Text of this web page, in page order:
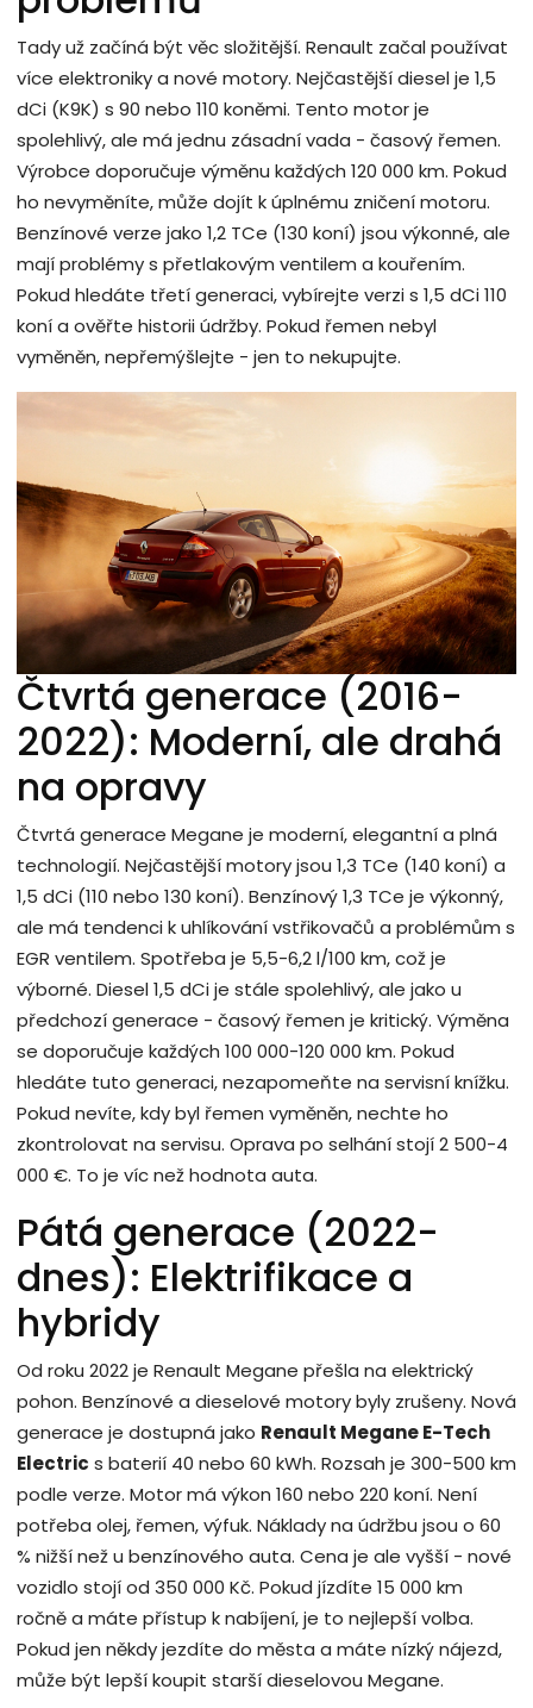
Tady už začíná být věc složitější. Renault začal používat
více elektroniky a nové motory. Nejčastější diesel je 1,5
dCi (K9K) s 90 nebo 110 koněmi. Tento motor je
spolehlivý, ale má jednu zásadní vada - časový řemen.
Výrobce doporučuje výměnu každých 120 000 km. Pokud
ho nevyměníte, může dojít k úplnému zničení motoru.
Benzínové verze jako 1,2 TCe (130 koní) jsou výkonné, ale
mají problémy s přetlakovým ventilem a kouřením.
Pokud hledáte třetí generaci, vybírejte verzi s 1,5 dCi 110
koní a ověřte historii údržby. Pokud řemen nebyl
vyměněn, nepřemýšlejte - jen to nekupujte.
Čtvrtá generace (2016-
2022): Moderní, ale drahá
na opravy
Čtvrtá generace Megane je moderní, elegantní a plná
technologií. Nejčastější motory jsou 1,3 TCe (140 koní) a
1,5 dCi (110 nebo 130 koní). Benzínový 1,3 TCe je výkonný,
ale má tendenci k uhlíkování vstřikovačů a problémům s
EGR ventilem. Spotřeba je 5,5-6,2 l/100 km, což je
výborné. Diesel 1,5 dCi je stále spolehlivý, ale jako u
předchozí generace - časový řemen je kritický. Výměna
se doporučuje každých 100 000-120 000 km. Pokud
hledáte tuto generaci, nezapomeňte na servisní knížku.
Pokud nevíte, kdy byl řemen vyměněn, nechte ho
zkontrolovat na servisu. Oprava po selhání stojí 2 500-4
000 €. To je víc než hodnota auta.
Pátá generace (2022-
dnes): Elektrifikace a
hybridy
Od roku 2022 je Renault Megane přešla na elektrický
pohon. Benzínové a dieselové motory byly zrušeny. Nová
generace je dostupná jako Renault Megane E-Tech
Electric s baterií 40 nebo 60 kWh. Rozsah je 300-500 km
podle verze. Motor má výkon 160 nebo 220 koní. Není
potřeba olej, řemen, výfuk. Náklady na údržbu jsou o 60
% nižší než u benzínového auta. Cena je ale vyšší - nové
vozidlo stojí od 350 000 Kč. Pokud jízdíte 15 000 km
ročně a máte přístup k nabíjení, je to nejlepší volba.
Pokud jen někdy jezdíte do města a máte nízký nájezd,
může být lepší koupit starší dieselovou Megane.